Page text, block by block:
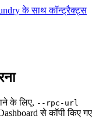
के साथ कॉन्ट्रैक्ट्स
के लिए, --rpc-url
से कॉपी किए गए